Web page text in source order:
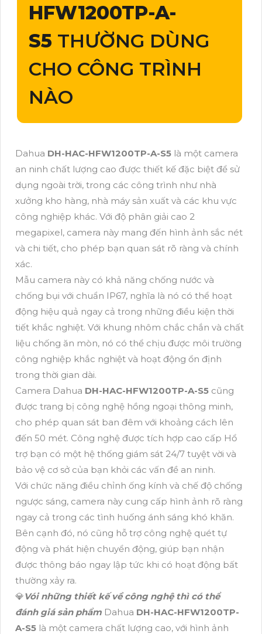
HFW1200TP-A-
S5 THƯỜNG DÙNG
CHO CÔNG TRÌNH
NÀO
Dahua DH-HAC-HFW1200TP-A-S5 là một camera
an ninh chất lượng cao được thiết kế đặc biệt để sử
dụng ngoài trời, trong các công trình như nhà
xưởng kho hàng, nhà máy sản xuất và các khu vực
công nghiệp khác. Với độ phân giải cao 2
megapixel, camera này mang đến hình ảnh sắc nét
và chi tiết, cho phép bạn quan sát rõ ràng và chính
xác.
Mẫu camera này có khả năng chống nước và
chống bụi với chuẩn IP67, nghĩa là nó có thể hoạt
động hiệu quả ngay cả trong những điều kiện thời
tiết khắc nghiệt. Với khung nhôm chắc chắn và chất
liệu chống ăn mòn, nó có thể chịu được môi trường
công nghiệp khắc nghiệt và hoạt động ổn định
trong thời gian dài.
Camera Dahua DH-HAC-HFW1200TP-A-S5 cũng
được trang bị công nghệ hồng ngoại thông minh,
cho phép quan sát ban đêm với khoảng cách lên
đến 50 mét. Công nghệ được tích hợp cao cấp Hổ
trợ bạn có một hệ thống giám sát 24/7 tuyệt vời và
bảo vệ cơ sở của bạn khỏi các vấn đề an ninh.
Với chức năng điều chỉnh ống kính và chế độ chống
ngược sáng, camera này cung cấp hình ảnh rõ ràng
ngay cả trong các tình huống ánh sáng khó khăn.
Bên cạnh đó, nó cũng hỗ trợ công nghệ quét tự
động và phát hiện chuyển động, giúp bạn nhận
được thông báo ngay lập tức khi có hoạt động bất
thường xảy ra.
💎Vói những thiết kế về công nghệ thì có thể
đánh giá sản phẩm Dahua DH-HAC-HFW1200TP-
A-S5 là một camera chất lượng cao, với hình ảnh